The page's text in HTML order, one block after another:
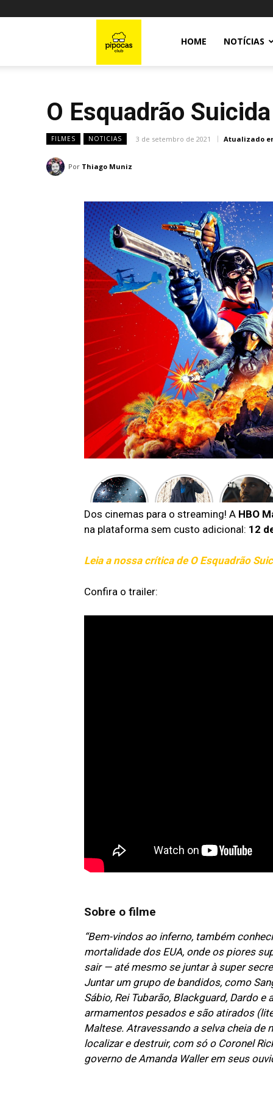
HOME NOTÍCIAS
O Esquadrão
FILMES NOTICIAS 3 de setembro de 2021 Atualizado
Por Thiago Muniz
The Boys
está de
estão as
nossas
7 filmes e
séries que
na Netflix
em
Resistênci
a – A
evolução
do gênero
Dos cinemas para o streaming! A HBO
na plataforma sem custo adicional: 12
Leia a nossa crítica de O Esquadrão
Confira o trailer:
Sobre o filme
“Bem-vindos ao inferno, também
mortalidade dos EUA, onde os piores
sair — até mesmo se juntar à super
Juntar um grupo de bandidos, como
Sábio, Rei Tubarão, Blackguard, Dardo
armamentos pesados e são atirados
Maltese. Atravessando a selva cheia de
localizar e destruir, com só o Coronel
governo de Amanda Waller em seus